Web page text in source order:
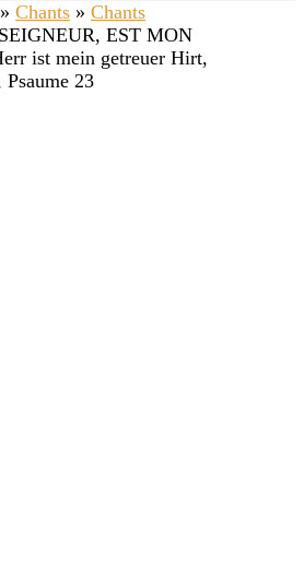
» Chants » Chants
EST MON
ist mein getreuer Hirt,
23